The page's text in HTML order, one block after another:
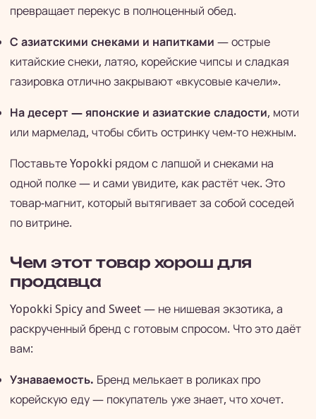
превращает перекус в полноценный обед.
С азиатскими снеками и напитками — острые
китайские снеки, латяо, корейские чипсы и сладкая
газировка отлично закрывают «вкусовые качели».
На десерт — японские и азиатские сладости, моти
или мармелад, чтобы сбить остринку чем-то нежным.
Поставьте Yopokki рядом с лапшой и снеками на
одной полке — и сами увидите, как растёт чек. Это
товар-магнит, который вытягивает за собой соседей
по витрине.
Чем этот товар хорош для
продавца
Yopokki Spicy and Sweet — не нишевая экзотика, а
раскрученный бренд с готовым спросом. Что это даёт
вам:
Узнаваемость. Бренд мелькает в роликах про
корейскую еду — покупатель уже знает, что хочет.